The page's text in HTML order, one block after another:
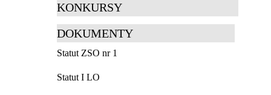
KONKURSY
DOKUMENTY
Statut ZSO nr 1
Statut I LO